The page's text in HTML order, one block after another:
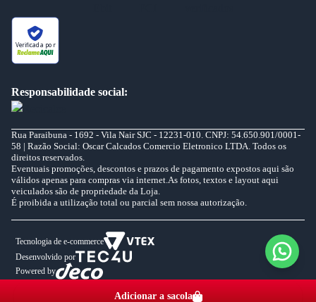
Adicionar a sacola
Verificada por
Responsabilidade social:
Rua Paraibuna - 1692 - Vila Nair SJC - 12231-010. CNPJ: 54.650.901/0001-
58 | Razão Social: Oscar Calcados Comercio Eletronico LTDA. Todos os
direitos reservados.
Eventuais promoções, descontos e prazos de pagamento expostos aqui são
válidos apenas para compras via internet.As fotos, textos e layout aqui
veiculados são de propriedade da Loja.
É proibida a utilização total ou parcial sem nossa autorização.
Tecnologia de e-commerce
Desenvolvido por
Powered by